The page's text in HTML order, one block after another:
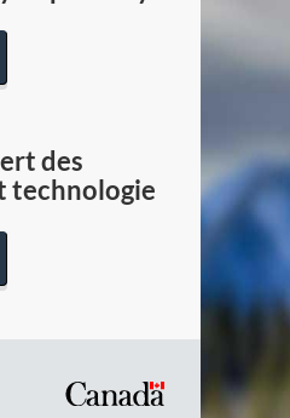
Canada
des
technologie